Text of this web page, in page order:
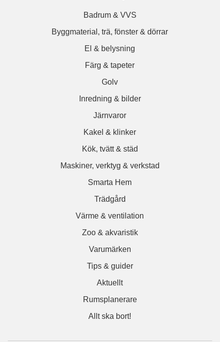
Badrum & VVS
Byggmaterial, trä, fönster & dörrar
El & belysning
Färg & tapeter
Golv
Inredning & bilder
Järnvaror
Kakel & klinker
Kök, tvätt & städ
Maskiner, verktyg & verkstad
Smarta Hem
Trädgård
Värme & ventilation
Zoo & akvaristik
Varumärken
Tips & guider
Aktuellt
Rumsplanerare
Allt ska bort!